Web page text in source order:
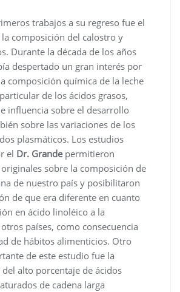
trabajos a su regreso fue el
composición del calostro y
Durante la década de los años
despertado un gran interés por
composición química de la leche
de los ácidos grasos,
influencia sobre el desarrollo
sobre las variaciones de los
plasmáticos. Los estudios
el Dr. Grandepermitieron
sobre la composición de
de nuestro país y posibilitaron
de que era diferente en cuanto
en ácido linoléico a la
países, como consecuencia
de hábitos alimenticios. Otro
de este estudio fue la
alto porcentaje de ácidos
de cadena larga